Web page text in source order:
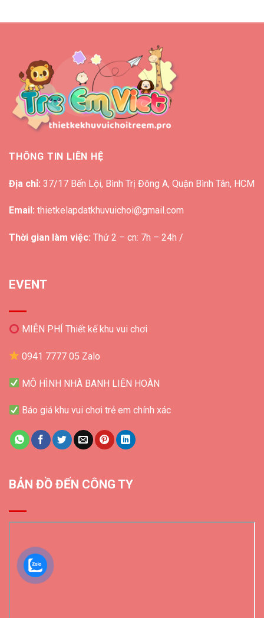
THÔNG TIN LIÊN HỆ
Địa chỉ: 37/17 Bến Lội, Bình Trị Đông A, Quận Bình Tân, HCM
Email: thietkelapdatkhuvuichoi@gmail.com
Thời gian làm việc: Thứ 2 – cn: 7h – 24h /
EVENT
MIỄN PHÍ Thiết kế khu vui chơi
0941 7777 05 Zalo
MÔ HÌNH NHÀ BANH LIÊN HOÀN
Báo giá khu vui chơi trẻ em chính xác
BẢN ĐỒ ĐẾN CÔNG TY